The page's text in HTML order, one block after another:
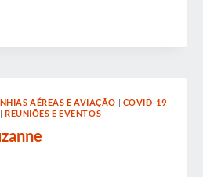
AÉREAS E AVIAÇÃO | COVID-19
|REUNIÕES E EVENTOS